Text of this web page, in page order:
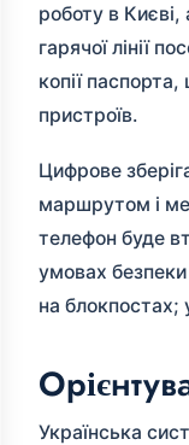
роботу в Києві,
гарячої лінії
копії
пристроїв.
Цифрове
маршрутом і
телефон буде
умовах
на
Українська